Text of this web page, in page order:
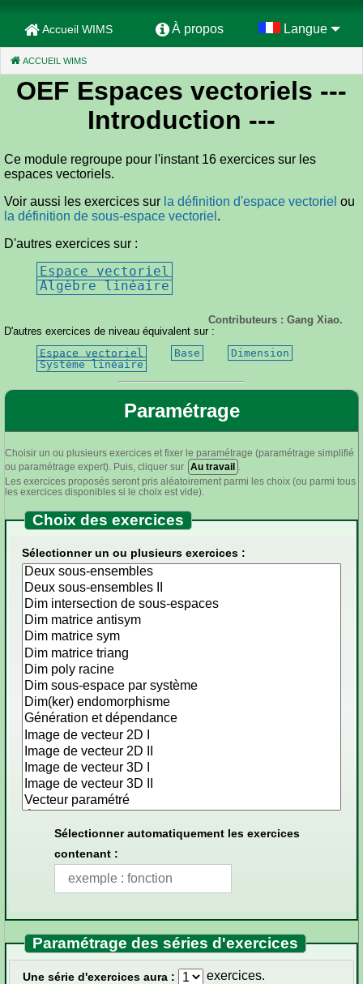
Accueil WIMS À propos Langue
ACCUEIL WIMS
OEF Espaces vectoriels ---
Introduction ---
Ce module regroupe pour l'instant 16 exercices sur les
espaces vectoriels.
Voir aussi les exercices sur la définition d'espace vectoriel ou
la définition de sous-espace vectoriel .
D'autres exercices sur :
Espace vectoriel
Algèbre linéaire
Contributeurs : Gang Xiao.
D'autres exercices de niveau équivalent sur :
Espace vectoriel
Base
Dimension
Système linéaire
Paramétrage
Choisir un ou plusieurs exercices et fixer le paramétrage (paramétrage simplifié
ou paramétrage expert). Puis, cliquer sur Au travail
Les exercices proposés seront pris aléatoirement parmi les choix (ou parmi tous
les exercices disponibles si le choix est vide).
Choix des exercices
Sélectionner un ou plusieurs exercices :
Sélectionner automatiquement les exercices
contenant :
Paramétrage des séries d'exercices
Une série d'exercices aura : exercices.